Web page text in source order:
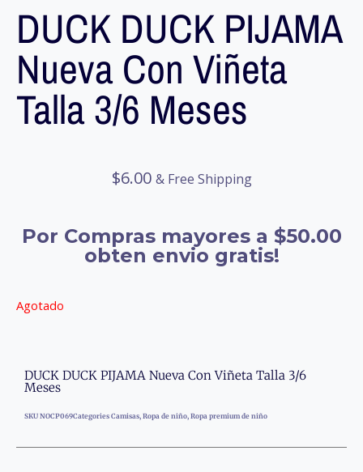
DUCK DUCK PIJAMA
Nueva Con Viñeta
Talla 3/6 Meses
$6.00 & Free Shipping
Por Compras mayores a $50.00
obten envio gratis!
Agotado
DUCK DUCK PIJAMA Nueva Con Viñeta Talla 3/6
Meses
SKU NOCP069Categories Camisas, Ropa de niño, Ropa premium de niño